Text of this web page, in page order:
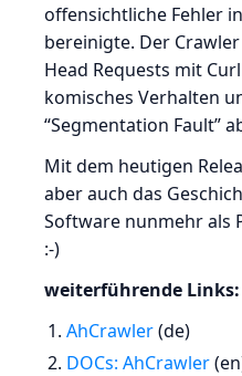
offensichtliche Fehler
bereinigte. Der
Head Requests mit
komisches Verhalten
“Segmentation Fault”
Mit dem heutigen
aber auch das
Software nunmehr als
:-)
weiterführende Links:
AhCrawler(de)
DOCs: AhCrawler